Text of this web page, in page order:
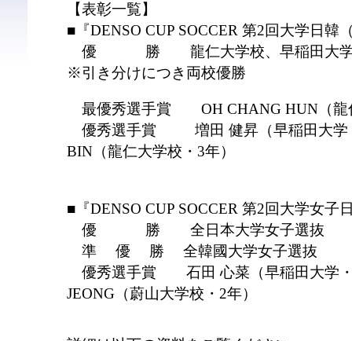
【表彰一覧】
■『DENSO CUP SOCCER 第2回大学日韓
優 勝 龍仁大学校、早稲田大
※引き分けにつき両校優勝
最優秀選手賞 OH CHANG HUN（龍
優秀選手賞 増田 健昇（早稲田大学
BIN（龍仁大学校・3年）
■『DENSO CUP SOCCER 第2回大学女子
優 勝 全日本大学女子選抜
準 優 勝 全韓國大学女子選抜
優秀選手賞 石田 心菜（早稲田大学・
JEONG（蔚山大学校・2年）